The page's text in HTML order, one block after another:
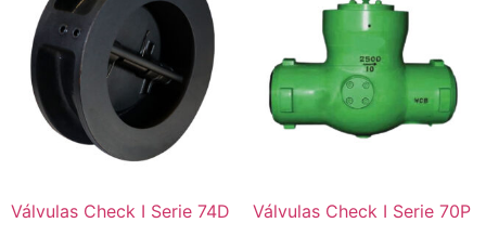
Válvulas Check I Serie 74D Válvulas Check I Serie 70P